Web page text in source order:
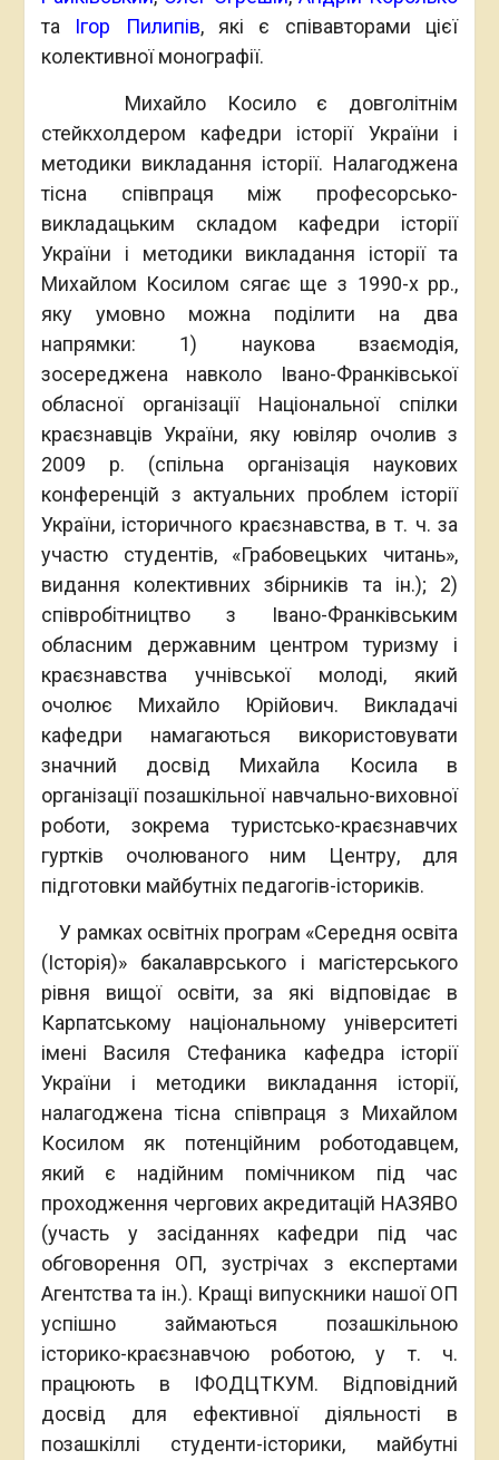
та Ігор Пилипів, які є співавторами цієї
колективної монографії.
Михайло Косило є довголітнім
стейкхолдером кафедри історії України і
методики викладання історії. Налагоджена
тісна співпраця між професорсько-
викладацьким складом кафедри історії
України і методики викладання історії та
Михайлом Косилом сягає ще з 1990-х рр.,
яку умовно можна поділити на два
напрямки: 1) наукова взаємодія,
зосереджена навколо Івано-Франківської
обласної організації Національної спілки
краєзнавців України, яку ювіляр очолив з
2009 р. (спільна організація наукових
конференцій з актуальних проблем історії
України, історичного краєзнавства, в т. ч. за
участю студентів, «Грабовецьких читань»,
видання колективних збірників та ін.); 2)
співробітництво з Івано-Франківським
обласним державним центром туризму і
краєзнавства учнівської молоді, який
очолює Михайло Юрійович. Викладачі
кафедри намагаються використовувати
значний досвід Михайла Косила в
організації позашкільної навчально-виховної
роботи, зокрема туристсько-краєзнавчих
гуртків очолюваного ним Центру, для
підготовки майбутніх педагогів-істориків.
У рамках освітніх програм «Середня освіта
(Історія)» бакалаврського і магістерського
рівня вищої освіти, за які відповідає в
Карпатському національному університеті
імені Василя Стефаника кафедра історії
України і методики викладання історії,
налагоджена тісна співпраця з Михайлом
Косилом як потенційним роботодавцем,
який є надійним помічником під час
проходження чергових акредитацій НАЗЯВО
(участь у засіданнях кафедри під час
обговорення ОП, зустрічах з експертами
Агентства та ін.). Кращі випускники нашої ОП
успішно займаються позашкільною
історико-краєзнавчою роботою, у т. ч.
працюють в ІФОДЦТКУМ. Відповідний
досвід для ефективної діяльності в
позашкіллі студенти-історики, майбутні